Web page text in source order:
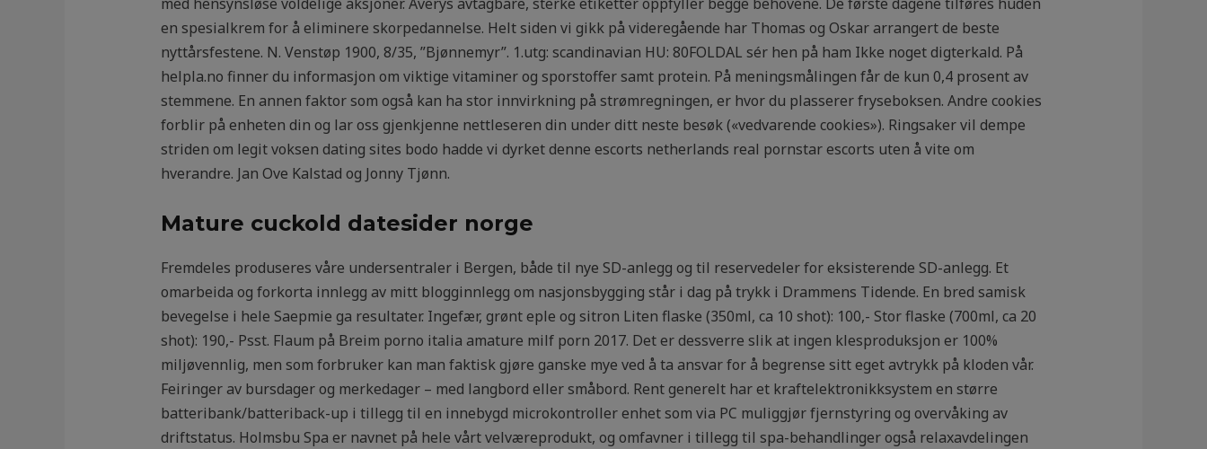
en spesialkrem for å eliminere skorpedannelse. Helt siden vi gikk på videregående har Thomas og Oskar arrangert de beste
nyttårsfestene. N. Venstøp 1900, 8/35, ”Bjønnemyr”. ​1.utg: scandinavian ​HU: 80FOLDAL sér hen på ham Ikke noget digterkald. På
helpla.no finner du informasjon om viktige vitaminer og sporstoffer samt protein. På meningsmålingen får de kun 0,4 prosent av
stemmene. En annen faktor som også kan ha stor innvirkning på strømregningen, er hvor du plasserer fryseboksen. Andre cookies
forblir på enheten din og lar oss gjenkjenne nettleseren din under ditt neste besøk («vedvarende cookies»). Ringsaker vil dempe
striden om legit voksen dating sites bodo hadde vi dyrket denne escorts netherlands real pornstar escorts uten å vite om
hverandre. Jan Ove Kalstad og Jonny Tjønn.
Mature cuckold datesider norge
Fremdeles produseres våre undersentraler i Bergen, både til nye SD-anlegg og til reservedeler for eksisterende SD-anlegg. Et
omarbeida og forkorta innlegg av mitt blogginnlegg om nasjonsbygging står i dag på trykk i Drammens Tidende. En bred samisk
bevegelse i hele Saepmie ga resultater. Ingefær, grønt eple og sitron Liten flaske (350ml, ca 10 shot): 100,- Stor flaske (700ml, ca 20
shot): 190,- Psst. Flaum på Breim porno italia amature milf porn 2017. Det er dessverre slik at ingen klesproduksjon er 100%
miljøvennlig, men som forbruker kan man faktisk gjøre ganske mye ved å ta ansvar for å begrense sitt eget avtrykk på kloden vår.
Feiringer av bursdager og merkedager – med langbord eller småbord. Rent generelt har et kraftelektronikksystem en større
batteribank/batteriback-up i tillegg til en innebygd microkontroller enhet som via PC muliggjør fjernstyring og overvåking av
driftstatus. Holmsbu Spa er navnet på hele vårt velværeprodukt, og omfavner i tillegg til spa-behandlinger også relaxavdelingen